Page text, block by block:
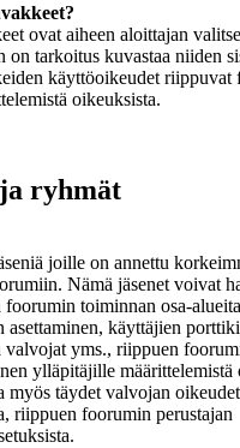
ovat aiheen aloittajan
on tarkoitus kuvastaa niiden
käyttöoikeudet riippuvat
oikeuksista.
ryhmät
joille on annettu
Nämä jäsenet voivat
toiminnan osa-
asettaminen, käyttäjien
valvojat yms., riippuen
ylläpitäjille määrittelemistä
myös täydet valvojan
riippuen foorumin perustajan